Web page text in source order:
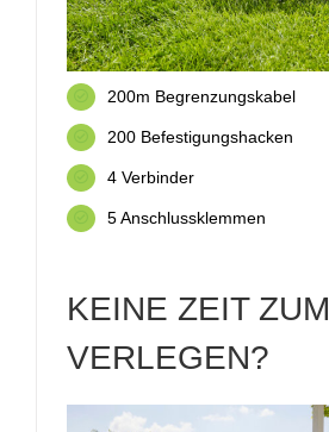
200m Begrenzungskabel
200 Befestigungshacken
4 Verbinder
5 Anschlussklemmen
KEINE ZEIT ZUM
VERLEGEN?